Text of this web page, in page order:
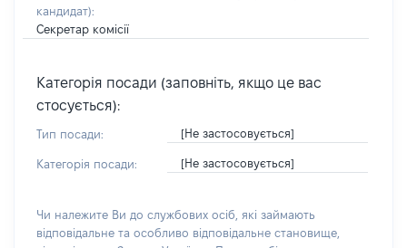
кандидат):
Секретар комісії
Категорія посади (заповніть, якщо це вас
стосується):
Тип посади: [Не застосовується]
Категорія посади: [Не застосовується]
Чи належите Ви до службових осіб, які займають
відповідальне та особливо відповідальне становище,